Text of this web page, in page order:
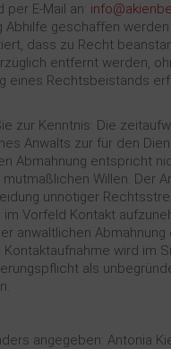
E-Mail an:
Abhilfe geschaffen werden
dass zu Recht
entfernt werden,
eines Rechtsbeistands
zur Kenntnis: Die
Anwalts zur für den
Abmahnung entspricht
Willen. Der
unnötiger
Vorfeld Kontakt
anwaltlichen Abmahnung
wird im
als
angegeben: Antonia